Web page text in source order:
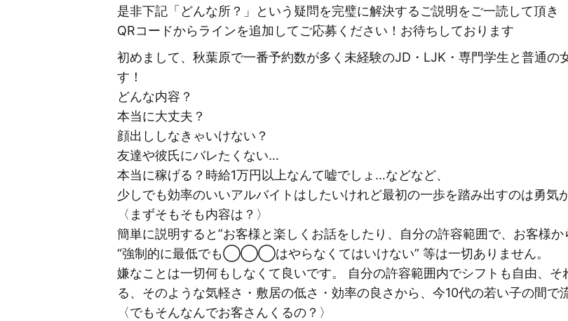
是非下記「どんな所？」という疑問を完璧に解決するご説明をご一読して頂き
QRコードからラインを追加してご応募ください！お待ちしております
初めまして、秋葉原で一番予約数が多く未経験のJD・LJK・専門学生と普通の
す！
どんな内容？
本当に大丈夫？
顔出ししなきゃいけない？
友達や彼氏にバレたくない…
本当に稼げる？時給1万円以上なんて嘘でしょ…などなど、
少しでも効率のいいアルバイトはしたいけれど最初の一歩を踏み出すのは勇気
〈まずそもそも内容は？〉
簡単に説明すると”お客様と楽しくお話をしたり、自分の許容範囲で、お客様
“強制的に最低でも◯◯◯はやらなくてはいけない” 等は一切ありません。
嫌なことは一切何もしなくて良いです。 自分の許容範囲内でシフトも自由、
る、そのような気軽さ・敷居の低さ・効率の良さから、今10代の若い子の間で
〈でもそんなんでお客さんくるの？〉